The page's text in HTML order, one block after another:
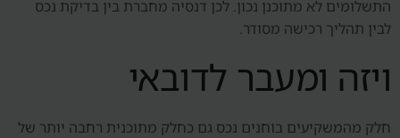
התשלומים לא מתוכנן נכון. לכן דנסיה מחברת בין בדיקת נכס
לבין תהליך רכישה מסודר.
ויזה ומעבר לדובאי
חלק מהמשקיעים בוחנים נכס גם כחלק מתוכנית רחבה יותר של